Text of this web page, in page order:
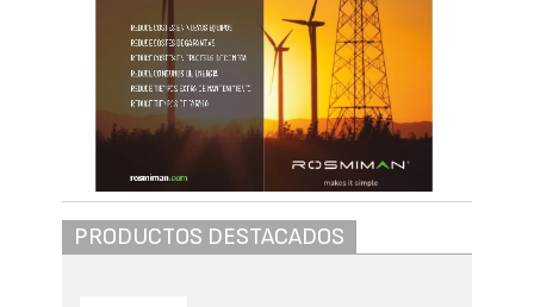
PRODUCTOS DESTACADOS